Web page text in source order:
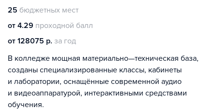
25 бюджетных мест
от 4.29 проходной балл
от 128075 р. за год
В колледже мощная материально—техническая база,
созданы специализированные классы, кабинеты
и лаборатории, оснащённые современной аудио
и видеоаппаратурой, интерактивными средствами
обучения.